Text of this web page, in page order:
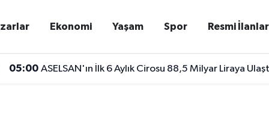
Ekonomi Yaşam Spor Resmi İlanlar
05:00 ASELSAN'ın İlk 6 Aylık Cirosu 88,5 Milyar Liraya